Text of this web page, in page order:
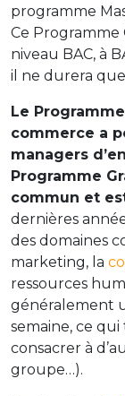
programme
Ce
niveau BAC, à
il ne durera que
Le
commerce a
managers
Programme
commun et
dernières
des domaines
marketing, la
ressources
généralement
semaine, ce
consacrer à
groupe…).